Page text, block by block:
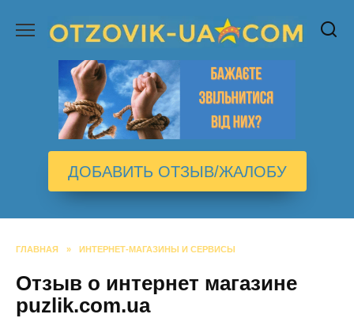
содержанию
ДОБАВИТЬ ОТЗЫВ/ЖАЛОБУ
ГЛАВНАЯ » ИНТЕРНЕТ-МАГАЗИНЫ И СЕРВИСЫ
Отзыв о интернет магазине
puzlik.com.ua